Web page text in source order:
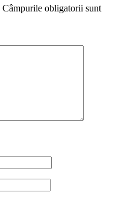
Câmpurile obligatorii sunt